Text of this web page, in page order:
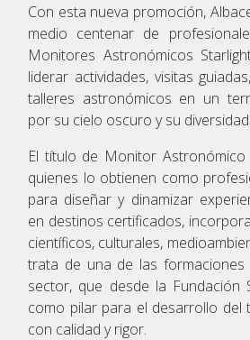
Con esta nueva promoción,
medio centenar de
Monitores Astronómicos
liderar actividades, visitas
talleres astronómicos en un
por su cielo oscuro y su
El título de Monitor Astronómico
quienes lo obtienen como
para diseñar y dinamizar
en destinos certificados,
científicos, culturales,
trata de una de las formaciones
sector, que desde la Fundación
como pilar para el desarrollo del
con calidad y rigor.